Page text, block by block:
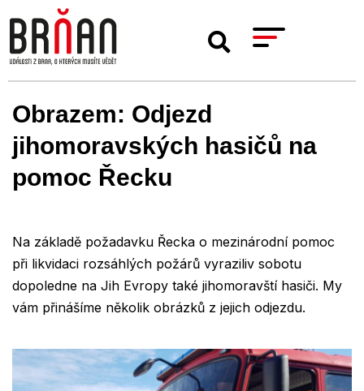
Obrazem: Odjezd
jihomoravských hasičů na
pomoc Řecku
Na základě požadavku Řecka o mezinárodní pomoc
při likvidaci rozsáhlých požárů vyraziliv sobotu
dopoledne na Jih Evropy také jihomoravští hasiči. My
vám přinášíme několik obrázků z jejich odjezdu.